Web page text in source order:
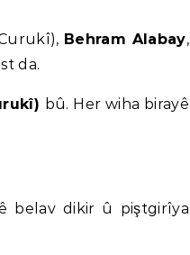
Behram Alabay,
da.
bû. Her wiha birayê
belav dikir û piştgirîya